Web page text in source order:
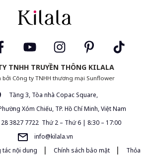
TNHH TRUYỀN THÔNG KILALA
bởi Công ty TNHH thương mại Sunflower
Tầng 3, Tòa nhà Copac Square,
Xóm Chiếu, TP. Hồ Chí Minh, Việt Nam
28 3827 7722 Thứ 2 – Thứ 6 | 8:30 – 17:00
info@kilala.vn
tác nội dung | Chính sách bảo mật |
Thỏa